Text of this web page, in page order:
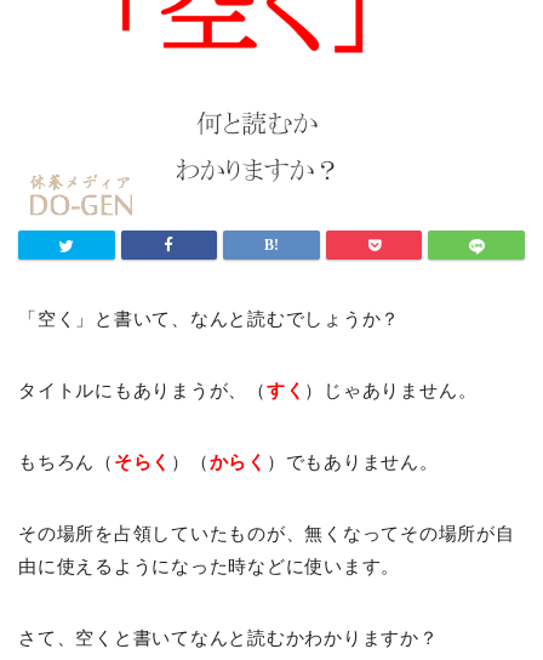
「空く」と書いて、なんと読むでしょうか？
タイトルにもありまうが、（すく ）じゃありません。
もちろん（ そらく ）（からく ）でもありません。
その場所を占領していたものが、無くなってその場所が自
由に使えるようになった時などに使います。
さて、空くと書いてなんと読むかわかりますか？